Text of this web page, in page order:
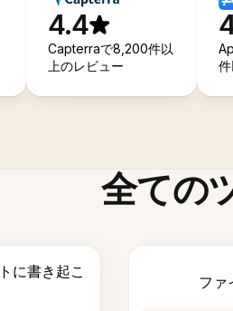
4.4
Capterraで8,200件以
上のレビュー
全ての
に書き起こ
ファ